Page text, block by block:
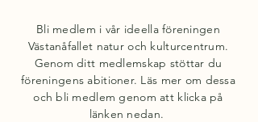
Bli medlem i vår ideella föreningen
Västanåfallet natur och kulturcentrum.
Genom ditt medlemskap stöttar du
föreningens abitioner. Läs mer om dessa
och bli medlem genom att klicka på
länken nedan.